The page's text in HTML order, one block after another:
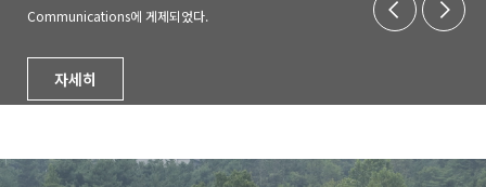
Communications에 게제되었다.
자세히